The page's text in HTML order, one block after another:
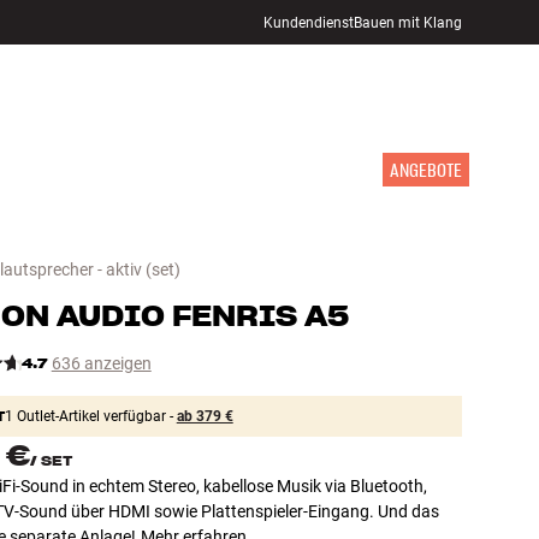
KundendienstBauen mit Klang
ANGEBOTE
- aktiv(set)
AUDIO FENRIS A5
4.7 636 anzeigen
1 Outlet-Artikel verfügbar - ab 379 €
€/ SET
Sound in echtem Stereo, kabellose Musik via Bluetooth,
Sound über HDMI sowie Plattenspieler-Eingang. Und das